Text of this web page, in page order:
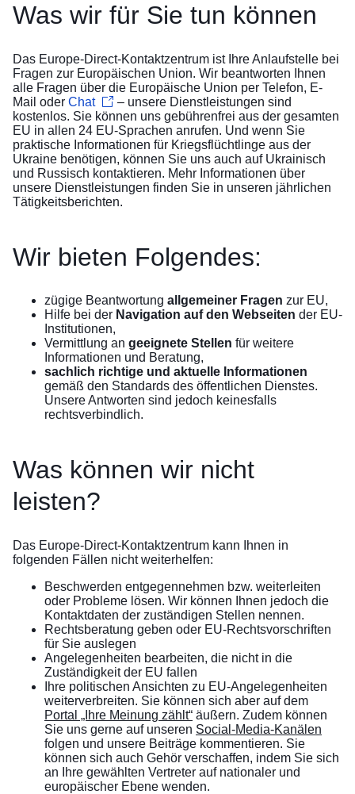
Was wir für Sie tun können
Das Europe-Direct-Kontaktzentrum ist Ihre Anlaufstelle bei
Fragen zur Europäischen Union. Wir beantworten Ihnen
alle Fragen über die Europäische Union per Telefon, E-
Mail oder Chat
– unsere Dienstleistungen sind
kostenlos. Sie können uns gebührenfrei aus der gesamten
EU in allen 24 EU-Sprachen anrufen. Und wenn Sie
praktische Informationen für Kriegsflüchtlinge aus der
Ukraine benötigen, können Sie uns auch auf Ukrainisch
und Russisch kontaktieren. Mehr Informationen über
unsere Dienstleistungen finden Sie in unseren jährlichen
Tätigkeitsberichten.
Wir bieten Folgendes:
zügige Beantwortung allgemeiner Fragen zur EU,
Hilfe bei der Navigation auf den Webseiten der EU-
Institutionen,
Vermittlung an geeignete Stellen für weitere
Informationen und Beratung,
sachlich richtige und aktuelle Informationen
gemäß den Standards des öffentlichen Dienstes.
Unsere Antworten sind jedoch keinesfalls
rechtsverbindlich.
Was können wir nicht
leisten?
Das Europe-Direct-Kontaktzentrum kann Ihnen in
folgenden Fällen nicht weiterhelfen:
Beschwerden entgegennehmen bzw. weiterleiten
oder Probleme lösen. Wir können Ihnen jedoch die
Kontaktdaten der zuständigen Stellen nennen.
Rechtsberatung geben oder EU-Rechtsvorschriften
für Sie auslegen
Angelegenheiten bearbeiten, die nicht in die
Zuständigkeit der EU fallen
Ihre politischen Ansichten zu EU-Angelegenheiten
weiterverbreiten. Sie können sich aber auf dem
Portal „Ihre Meinung zählt“ äußern. Zudem können
Sie uns gerne auf unseren Social-Media-Kanälen
folgen und unsere Beiträge kommentieren. Sie
können sich auch Gehör verschaffen, indem Sie sich
an Ihre gewählten Vertreter auf nationaler und
europäischer Ebene wenden.